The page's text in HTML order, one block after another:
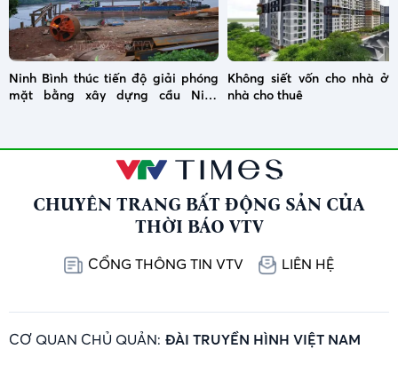
Ninh Bình thúc tiến độ giải phóng
mặt bằng xây dựng cầu Ninh
Không siết vốn cho nhà ở
nhà cho thuê
CHUYÊN TRANG BẤT ĐỘNG SẢN CỦA
THỜI BÁO VTV
CỔNG THÔNG TIN VTV LIÊN HỆ
CƠ QUAN CHỦ QUẢN: ĐÀI TRUYỀN HÌNH VIỆT NAM